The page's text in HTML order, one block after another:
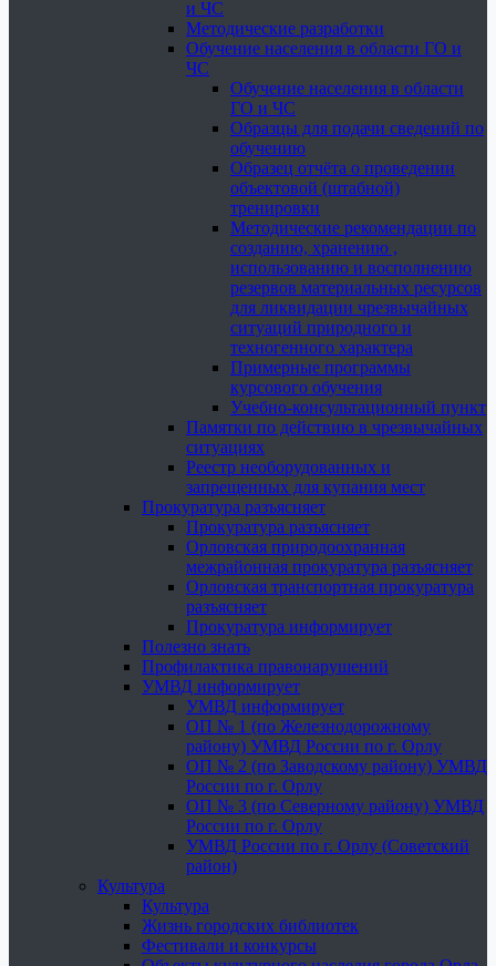
и ЧС
Методические разработки
Обучение населения в области ГО и
ЧС
Обучение населения в области
ГО и ЧС
Образцы для подачи сведений по
обучению
Образец отчёта о проведении
объектовой (штабной)
тренировки
Методические рекомендации по
созданию, хранению ,
использованию и восполнению
резервов материальных ресурсов
для ликвидации чрезвычайных
ситуаций природного и
техногенного характера
Примерные программы
курсового обучения
Учебно-консультационный пункт
Памятки по действию в чрезвычайных
ситуациях
Реестр необорудованных и
запрещенных для купания мест
Прокуратура разъясняет
Прокуратура разъясняет
Орловская природоохранная
межрайонная прокуратура разъясняет
Орловская транспортная прокуратура
разъясняет
Прокуратура информирует
Полезно знать
Профилактика правонарушений
УМВД информирует
УМВД информирует
ОП № 1 (по Железнодорожному
району) УМВД России по г. Орлу
ОП № 2 (по Заводскому району) УМВД
России по г. Орлу
ОП № 3 (по Северному району) УМВД
России по г. Орлу
УМВД России по г. Орлу (Советский
район)
Культура
Культура
Жизнь городских библиотек
Фестивали и конкурсы